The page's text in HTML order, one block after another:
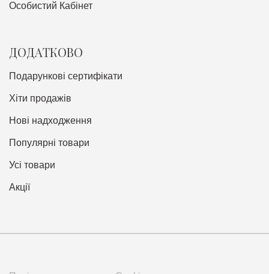
Особистий Кабінет
ДОДАТКОВО
Подарункові сертифікати
Хіти продажів
Нові надходження
Популярні товари
Усі товари
Акції